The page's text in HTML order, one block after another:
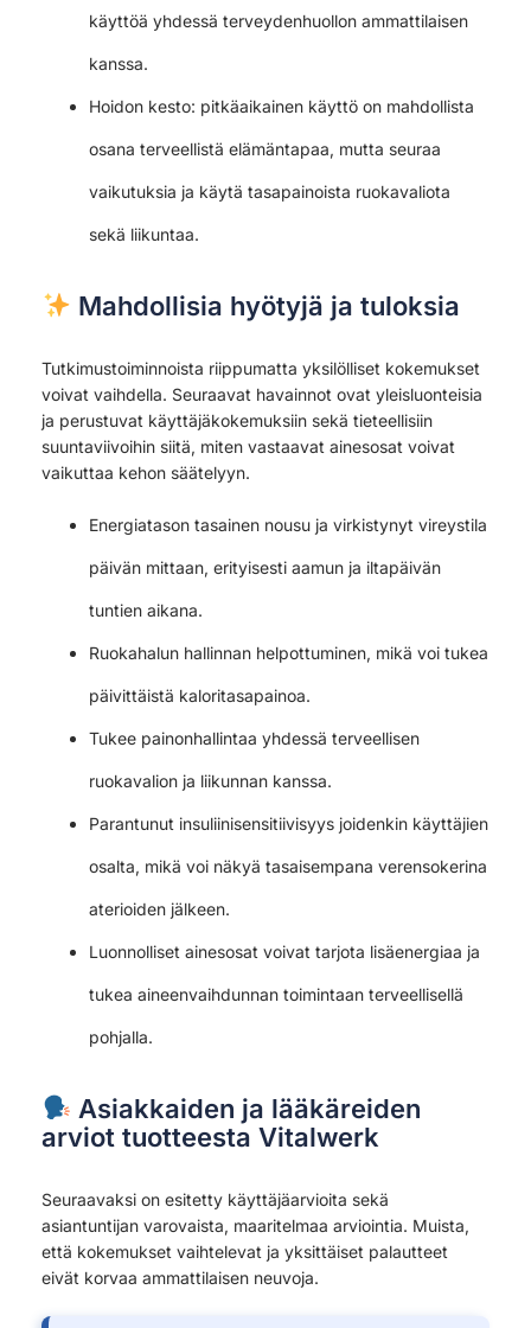
käyttöä yhdessä terveydenhuollon ammattilaisen
kanssa.
Hoidon kesto: pitkäaikainen käyttö on mahdollista
osana terveellistä elämäntapaa, mutta seuraa
vaikutuksia ja käytä tasapainoista ruokavaliota
sekä liikuntaa.
Mahdollisia hyötyjä ja tuloksia
Tutkimustoiminnoista riippumatta yksilölliset kokemukset
voivat vaihdella. Seuraavat havainnot ovat yleisluonteisia
ja perustuvat käyttäjäkokemuksiin sekä tieteellisiin
suuntaviivoihin siitä, miten vastaavat ainesosat voivat
vaikuttaa kehon säätelyyn.
Energiatason tasainen nousu ja virkistynyt vireystila
päivän mittaan, erityisesti aamun ja iltapäivän
tuntien aikana.
Ruokahalun hallinnan helpottuminen, mikä voi tukea
päivittäistä kaloritasapainoa.
Tukee painonhallintaa yhdessä terveellisen
ruokavalion ja liikunnan kanssa.
Parantunut insuliinisensitiivisyys joidenkin käyttäjien
osalta, mikä voi näkyä tasaisempana verensokerina
aterioiden jälkeen.
Luonnolliset ainesosat voivat tarjota lisäenergiaa ja
tukea aineenvaihdunnan toimintaan terveellisellä
pohjalla.
Asiakkaiden ja lääkäreiden
arviot tuotteesta Vitalwerk
Seuraavaksi on esitetty käyttäjäarvioita sekä
asiantuntijan varovaista, maaritelmaa arviointia. Muista,
että kokemukset vaihtelevat ja yksittäiset palautteet
eivät korvaa ammattilaisen neuvoja.